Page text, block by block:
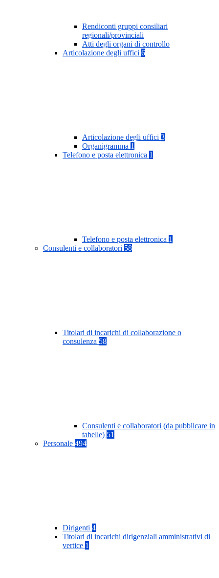
Rendiconti gruppi consiliari
regionali/provinciali
Atti degli organi di controllo
Articolazione degli uffici 6
Articolazione degli uffici 3
Organigramma 1
Telefono e posta elettronica 1
Telefono e posta elettronica 1
Consulenti e collaboratori 58
Titolari di incarichi di collaborazione o
consulenza 58
Consulenti e collaboratori (da pubblicare in
tabelle) 51
Personale 494
Dirigenti 4
Titolari di incarichi dirigenziali amministrativi di
vertice 1